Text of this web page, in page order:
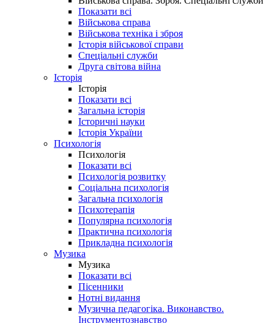
Показати всі
Військова справа
Військова техніка і зброя
Історія військової справи
Спеціальні служби
Друга світова війна
Історія
Історія
Показати всі
Загальна історія
Історичні науки
Історія України
Психологія
Психологія
Показати всі
Психологія розвитку
Соціальна психологія
Загальна психологія
Психотерапія
Популярна психологія
Практична психологія
Прикладна психологія
Музика
Музика
Показати всі
Пісенники
Нотні видання
Музична педагогіка. Виконавство.
Інструментознавство